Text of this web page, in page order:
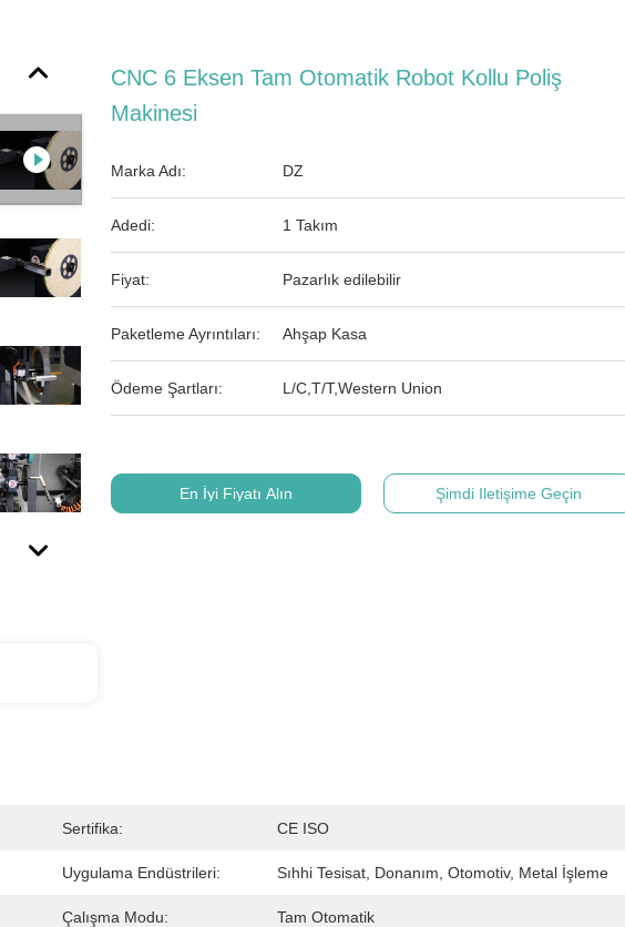
CNC 6 Eksen Tam Otomatik Robot Kollu Poliş
Makinesi
Marka Adı: DZ
Adedi: 1 Takım
Fiyat: Pazarlık edilebilir
Paketleme Ayrıntıları: Ahşap Kasa
Ödeme Şartları: L/C,T/T,Western Union
En İyi Fiyatı Alın Şimdi Iletişime Geçin
Sertifika: CE ISO
Uygulama Endüstrileri: Sıhhi Tesisat, Donanım, Otomotiv, Metal İşleme
Çalışma Modu: Tam Otomatik